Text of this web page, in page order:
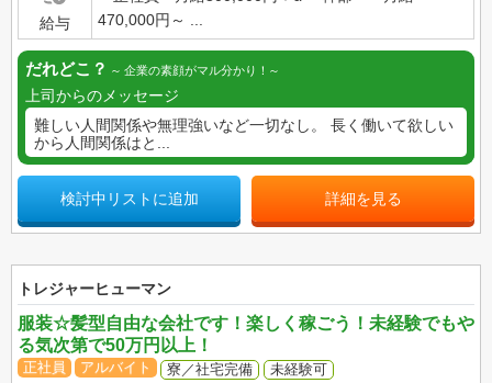
給与
470,000円～ ...
だれどこ？ 企業の素顔がマル分かり！
上司からのメッセージ
難しい人間関係や無理強いなど一切なし。 長く働いて欲しい
から人間関係はと...
検討中リストに追加 詳細を見る
トレジャーヒューマン
服装☆髪型自由な会社です！楽しく稼ごう！未経験でもや
る気次第で50万円以上！
正社員 アルバイト 寮／社宅完備
未経験可